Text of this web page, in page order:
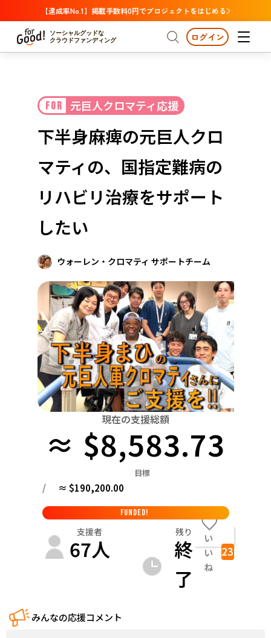
【達成率No.1】掲載手数料0円でプロジェクトをはじめる
ソーシャルグッドな
クラウドファンディング
プロジェクトからさがす 注目
カテゴリーからさがす 国際協力
医療・福祉
人権・マイノリティ
近畿
中国
四国
九州・沖縄
注目 新着
支援金額が多い
支援人数が多い
終了日が近い
カテゴリーからさがす
国際協力 医療・福祉
子ども・教育
環境・エシカル
人権・マイノリティ
社会貢献
地域からさがす
北海道 青森 岩手 宮城 秋田
栃木 群馬 埼玉 千葉 東京
新潟 富山 石川 福井 山梨 長野
滋賀 京都 大阪 兵庫 奈良
鳥取 島根 岡山 広島 山口
九州・沖縄
ログイン
FOR 元巨人クロマティ応援
下半身麻痺の元巨人クロ
マティの、国指定難病の
リハビリ治療をサポート
したい
ウォーレン・クロマティ サポートチーム
現在の支援総額
≈ $8,583.73
目標
/ ≈ $190,200.00
FUNDED!
支援者
67人
残り
終
了
い
い
ね
23
みんなの応援コメント